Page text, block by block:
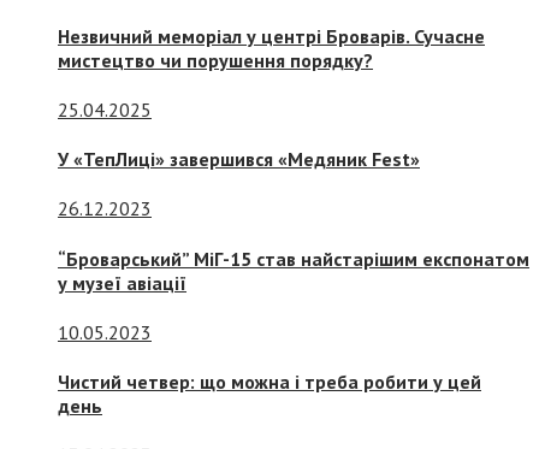
Незвичний меморіал у центрі Броварів. Сучасне
мистецтво чи порушення порядку?
25.04.2025
У «ТепЛиці» завершився «Медяник Fest»
26.12.2023
“Броварський” МіГ-15 став найстарішим експонатом
у музеї авіації
10.05.2023
Чистий четвер: що можна і треба робити у цей
день